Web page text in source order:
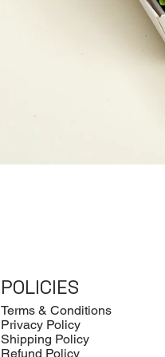
POLICIES
Terms & Conditions
Privacy Policy
Shipping Policy
Refund Policy